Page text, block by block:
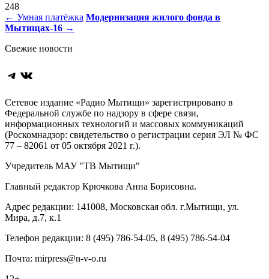
248
Навигация
по
записям
← Умная платёжка Модернизация жилого фонда в
Мытищах-16 →
Свежие новости
Telegram
ВКонтакте
Сетевое издание «Радио Мытищи» зарегистрировано в
Федеральной службе по надзору в сфере связи,
информационных технологий и массовых коммуникаций
(Роскомнадзор: свидетельство о регистрации серия ЭЛ № ФС
77 – 82061 от 05 октября 2021 г.).
Учредитель МАУ "ТВ Мытищи"
Главный редактор Крючкова Анна Борисовна.
Адрес редакции: 141008, Московская обл. г.Мытищи, ул.
Мира, д.7, к.1
Телефон редакции: 8 (495) 786-54-05, 8 (495) 786-54-04
Почта: mirpress@n-v-o.ru